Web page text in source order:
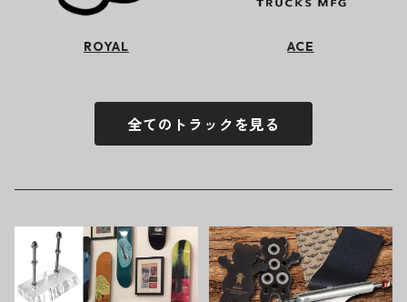
ROYAL ACE
全てのトラックを見る